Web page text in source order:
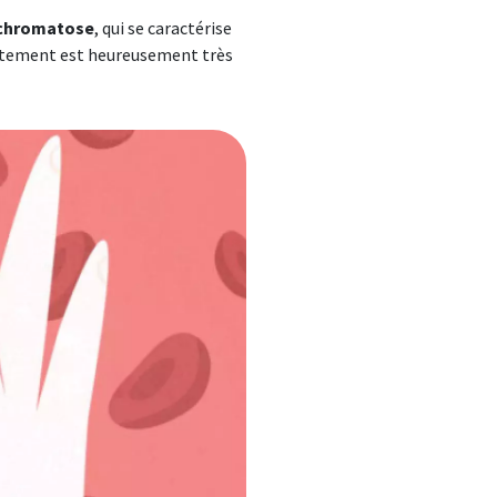
, qui se caractérise
est heureusement très